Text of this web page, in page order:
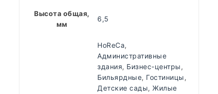
Высота общая,
мм
6,5
HoReCa,
Административные
здания, Бизнес-центры,
Бильярдные, Гостиницы,
Детские сады, Жилые